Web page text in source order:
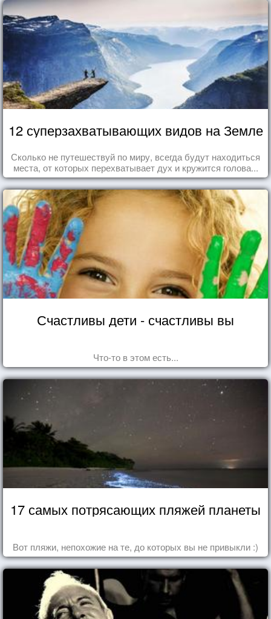
12 суперзахватывающих видов на Земле
Сколько не путешествуй по миру, всегда будут находиться
места, от которых перехватывает дух и кружится голова...
Счастливы дети - счастливы вы
Что-то в этом есть...
17 самых потрясающих пляжей планеты
Вот пляжи, непохожие на те, до которых вы не привыкли :)